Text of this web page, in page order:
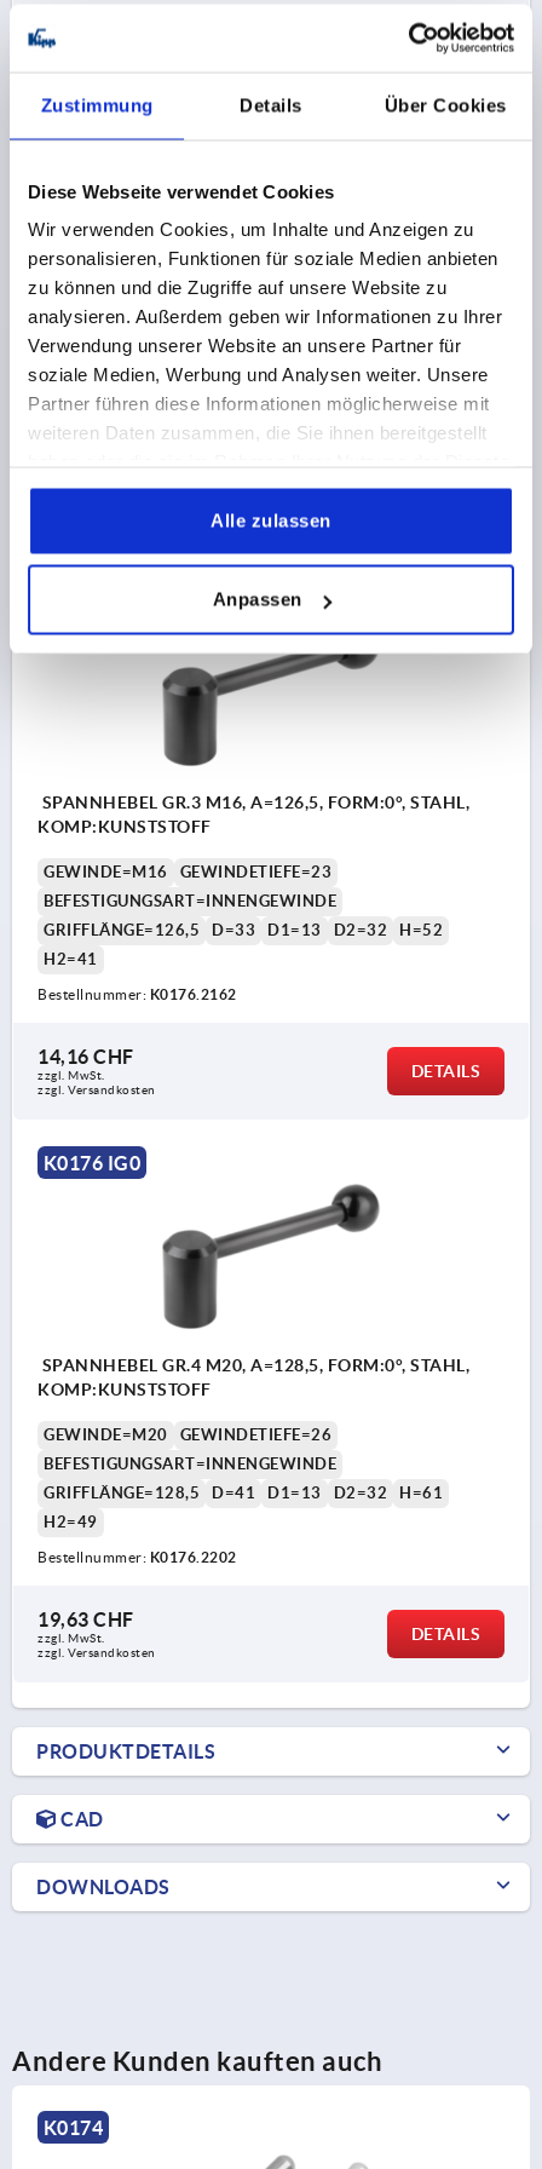
Zustimmung Details Über Cookies
Diese Webseite verwendet Cookies
Wir verwenden Cookies, um Inhalte und Anzeigen zu
personalisieren, Funktionen für soziale Medien anbieten
zu können und die Zugriffe auf unsere Website zu
analysieren. Außerdem geben wir Informationen zu Ihrer
Verwendung unserer Website an unsere Partner für
soziale Medien, Werbung und Analysen weiter. Unsere
Partner führen diese Informationen möglicherweise mit
weiteren Daten zusammen, die Sie ihnen bereitgestellt
gesammelt haben.
Alle zulassen
Anpassen
SPANNHEBEL GR.2 M12, A=104, FORM:0°, STAHL,
KOMP:KUNSTSTOFF
GEWINDE=M12
GEWINDETIEFE=20
BEFESTIGUNGSART=INNENGEWINDE
GRIFFLÄNGE=104
D=28
D1=12 D2=32 H=46 H2=36,5
Bestellnummer:K0176.2122
11,72 CHF
SPANNHEBEL GR.3 M16, A=126,5, FORM:0°, STAHL,
KOMP:KUNSTSTOFF
GEWINDE=M16
GEWINDETIEFE=23
BEFESTIGUNGSART=INNENGEWINDE
GRIFFLÄNGE=126,5
D=33 D1=13 D2=32
H=52
H2=41
Bestellnummer: K0176.2162
14,16 CHF
zzgl. MwSt.
zzgl. Versandkosten
DETAILS
K0176 IG0
SPANNHEBEL GR.4 M20, A=128,5, FORM:0°, STAHL,
KOMP:KUNSTSTOFF
GEWINDE=M20
GEWINDETIEFE=26
BEFESTIGUNGSART=INNENGEWINDE
GRIFFLÄNGE=128,5
D=41 D1=13 D2=32
H=61
H2=49
Bestellnummer: K0176.2202
19,63 CHF
zzgl. MwSt.
zzgl. Versandkosten
DETAILS
PRODUKTDETAILS
CAD
DOWNLOADS
Andere Kunden kauften auch